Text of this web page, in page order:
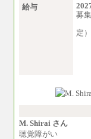
給与
募
担
定）
月
※
り
M. Shirai さん
聴覚障がい